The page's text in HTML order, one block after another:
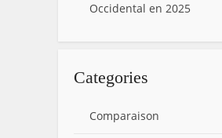
Occidental en 2025
Categories
Comparaison